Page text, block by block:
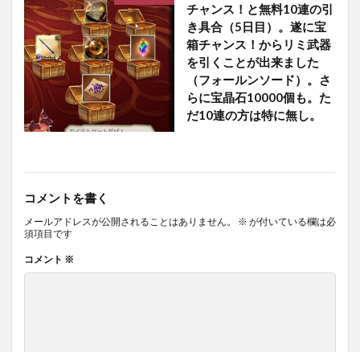
チャンス！と無料10連の引
き具合（5日目）。遂に宝
箱チャンス！からリミ武器
を引くことが出来ました
（フォールンソード）。さ
らに宝晶石10000個も。た
だ10連の方は特に無し。
コメントを書く
メールアドレスが公開されることはありません。 ※ が付いている欄は必
須項目です
コメント ※